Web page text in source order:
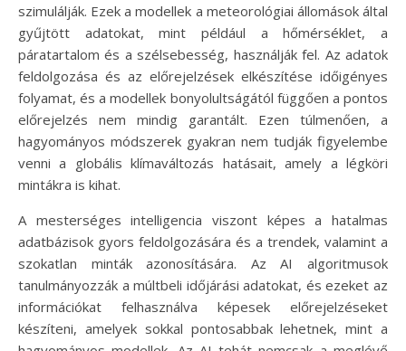
szimulálják. Ezek a modellek a meteorológiai állomások által
gyűjtött adatokat, mint például a hőmérséklet, a
páratartalom és a szélsebesség, használják fel. Az adatok
feldolgozása és az előrejelzések elkészítése időigényes
folyamat, és a modellek bonyolultságától függően a pontos
előrejelzés nem mindig garantált. Ezen túlmenően, a
hagyományos módszerek gyakran nem tudják figyelembe
venni a globális klímaváltozás hatásait, amely a légköri
mintákra is kihat.
A mesterséges intelligencia viszont képes a hatalmas
adatbázisok gyors feldolgozására és a trendek, valamint a
szokatlan minták azonosítására. Az AI algoritmusok
tanulmányozzák a múltbeli időjárási adatokat, és ezeket az
információkat felhasználva képesek előrejelzéseket
készíteni, amelyek sokkal pontosabbak lehetnek, mint a